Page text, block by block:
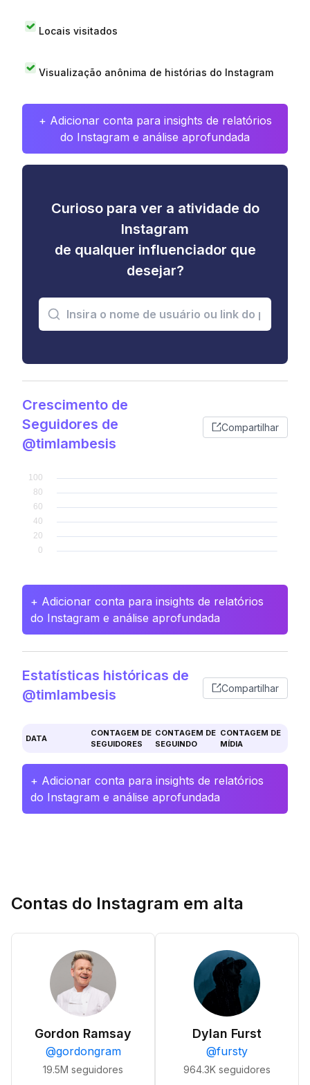
Locais visitados
Visualização anônima de histórias do Instagram
+ Adicionar conta para insights de relatórios
do Instagram e análise aprofundada
Curioso para ver a atividade do
Instagram
de qualquer influenciador que
desejar?
Crescimento de
Seguidores de
@timlambesis
Compartilhar
+ Adicionar conta para insights de relatórios
do Instagram e análise aprofundada
Estatísticas históricas de
@timlambesis
Compartilhar
DATA
CONTAGEM DE
SEGUIDORES
CONTAGEM DE
SEGUINDO
CONTAGEM DE
MÍDIA
+ Adicionar conta para insights de relatórios
do Instagram e análise aprofundada
Contas do Instagram em alta
Gordon Ramsay
@gordongram
19.5M seguidores
Dylan Furst
@fursty
964.3K seguidores